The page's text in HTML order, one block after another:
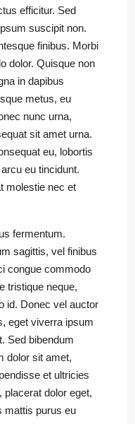
efficitur. Sed
suscipit non.
finibus. Morbi
dolor. Quisque non
in dapibus
metus, eu
nunc urna,
sit amet urna.
eu, lobortis
eu tincidunt.
molestie nec et
fermentum.
sagittis, vel finibus
congue commodo
tristique neque,
id. Donec vel auctor
eget viverra ipsum
Sed bibendum
dolor sit amet,
et ultricies
placerat dolor eget,
mattis purus eu